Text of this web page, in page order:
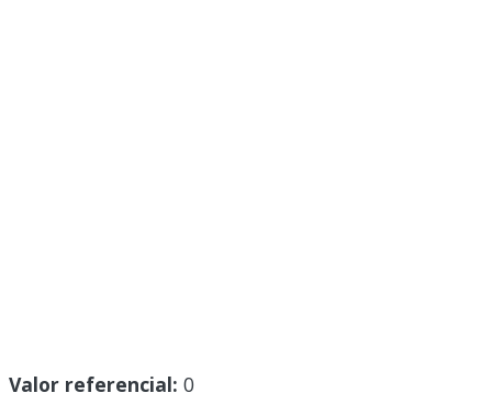
Valor referencial: 0